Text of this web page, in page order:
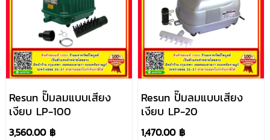
Resun ปั๊มลมแบบเสียง
เงียบ LP-100
3,560.00 ฿
Resun ปั๊มลมแบบเสียง
เงียบ LP-20
1,470.00 ฿